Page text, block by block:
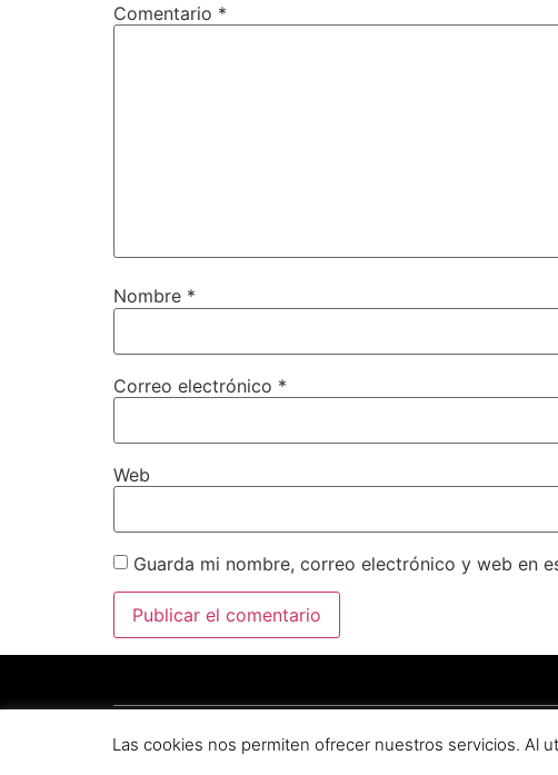
Comentario *
Nombre *
Correo electrónico *
Web
Guarda mi nombre, correo electrónico y web en
Las cookies nos permiten ofrecer nuestros servicios. Al